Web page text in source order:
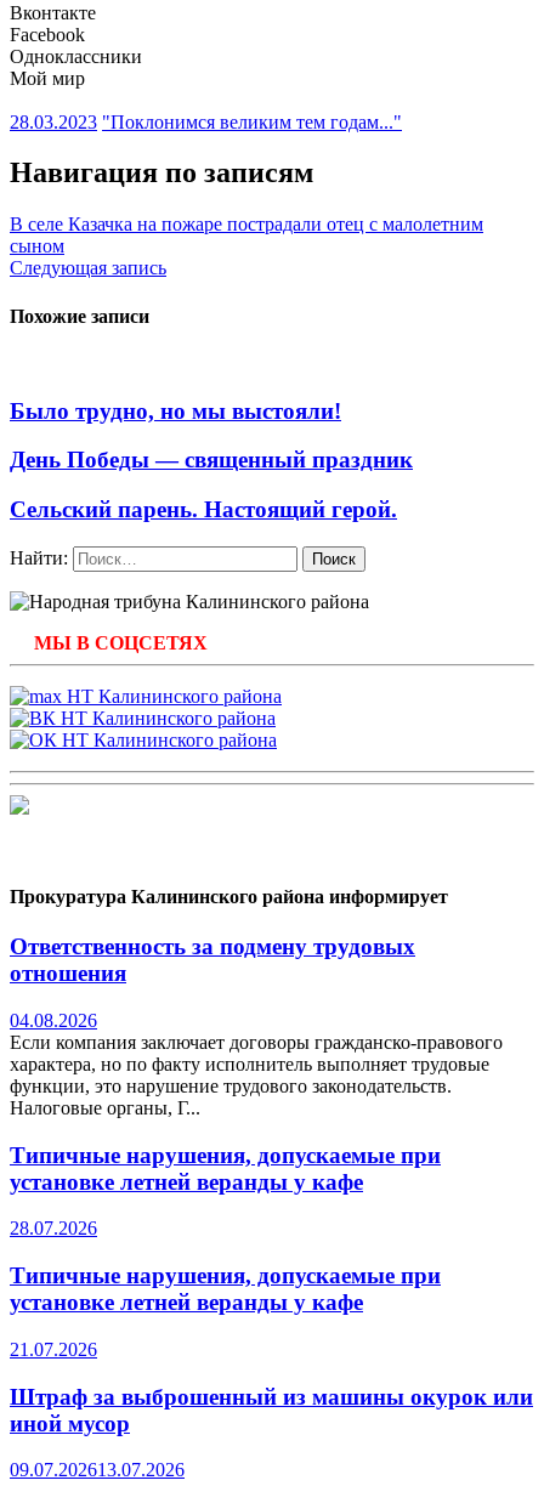
Вконтакте
Facebook
Одноклассники
Мой мир
28.03.2023 "Поклонимся великим тем годам..."
Навигация по записям
В селе Казачка на пожаре пострадали отец с малолетним
сыном
Следующая запись
Похожие записи
Было трудно, но мы выстояли!
День Победы — священный праздник
Сельский парень. Настоящий герой.
Найти:
МЫ В СОЦСЕТЯХ
Прокуратура Калининского района информирует
Ответственность за подмену трудовых
отношения
04.08.2026
Если компания заключает договоры гражданско-правового
характера, но по факту исполнитель выполняет трудовые
функции, это нарушение трудового законодательств.
Налоговые органы, Г...
Типичные нарушения, допускаемые при
установке летней веранды у кафе
28.07.2026
Типичные нарушения, допускаемые при
установке летней веранды у кафе
21.07.2026
Штраф за выброшенный из машины окурок или
иной мусор
09.07.202613.07.2026